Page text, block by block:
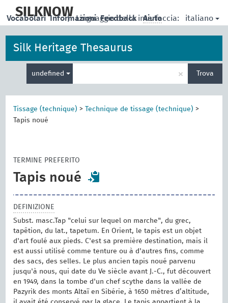
main
SILKNOW
| Linguaggio della interfaccia: italiano
Vocabolari Informazioni Feedback Aiuto
Silk Heritage Thesaurus
undefined
per
la
× Trova
Tissage (technique) > Technique de tissage (technique) >
Tapis noué
TERMINE PREFERITO
Tapis noué
DEFINIZIONE
Subst. masc.Tap "celui sur lequel on marche", du grec,
tapêtion, du lat., tapetum. En Orient, le tapis est un objet
d'art foulé aux pieds. C'est sa première destination, mais il
est aussi utilisé comme tenture ou à d'autres fins, comme
des sacs, des selles. Le plus ancien tapis noué parvenu
jusqu'à nous, qui date du Ve siècle avant J.-C., fut découvert
en 1949, dans la tombe d'un chef scythe dans la vallée de
Pazyrik des monts Altaï en Sibérie, à 1650 mètres d’altitude,